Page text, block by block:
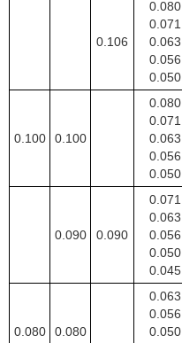
0.106
0.080
0.071
0.063
0.056
0.050
0.100 0.100
0.080
0.071
0.063
0.056
0.050
0.090 0.090
0.071
0.063
0.056
0.050
0.045
0.080 0.080
0.063
0.056
0.050